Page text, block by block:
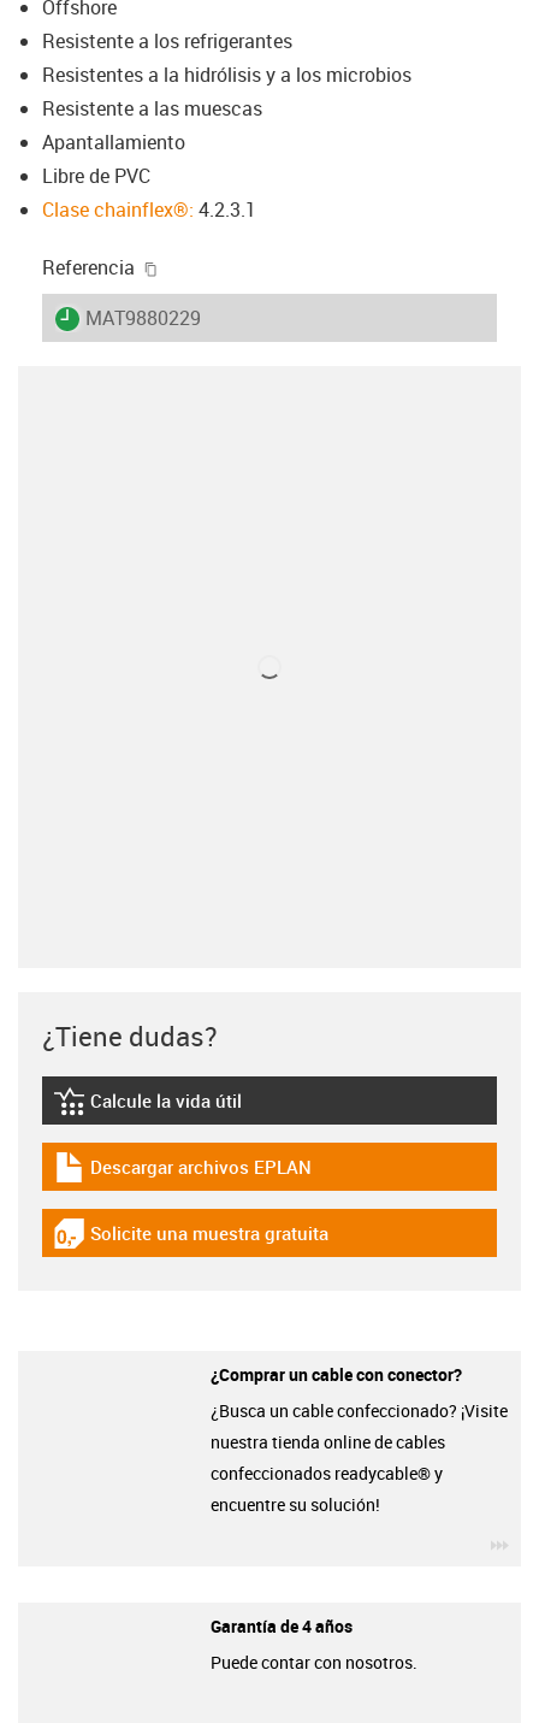
Offshore
Resistente a los refrigerantes
Resistentes a la hidrólisis y a los microbios
Resistente a las muescas
Apantallamiento
Libre de PVC
Clase chainflex®: 4.2.3.1
Referencia
igus-icon-lieferzeit
MAT9880229
¿Tiene dudas?
igus-icon-lebensdauerrechner
Calcule la vida útil
igus-icon-download-plan
Descargar archivos EPLAN
igus-icon-gratismuster
Solicite una muestra gratuita
¿Comprar un cable con conector?
¿Busca un cable confeccionado? ¡Visite
nuestra tienda online de cables
confeccionados readycable® y
encuentre su solución!
Garantía de 4 años
Puede contar con nosotros.